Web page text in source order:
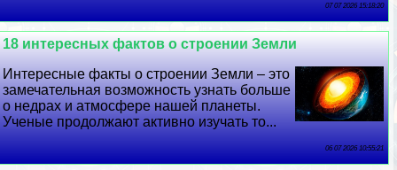
07 07 2026 15:18:20
18 интересных фактов о строении Земли
Интересные факты о строении Земли – это
замечательная возможность узнать больше
о недрах и атмосфере нашей планеты.
Ученые продолжают активно изучать то...
06 07 2026 10:55:21